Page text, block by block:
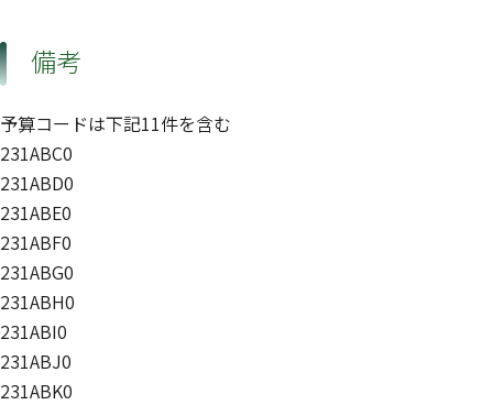
備考
予算コードは下記11件を含む
231ABC0
231ABD0
231ABE0
231ABF0
231ABG0
231ABH0
231ABI0
231ABJ0
231ABK0